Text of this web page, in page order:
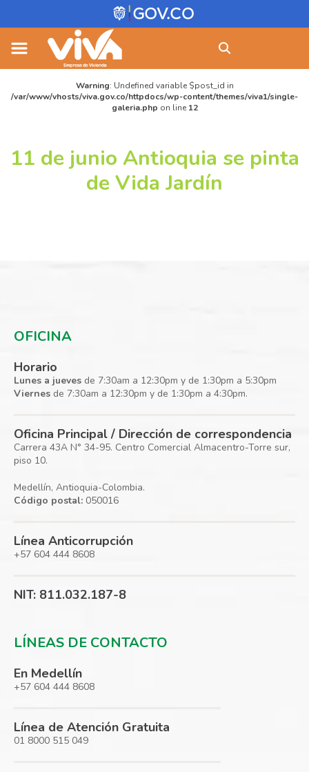
content
Warning: Undefined variable $post_id in
/var/www/vhosts/viva.gov.co/httpdocs/wp-content/themes/viva1/single-
galeria.php on line 12
11 de junio Antioquia se pinta
de Vida Jardín
OFICINA
Horario
Lunes a jueves de 7:30am a 12:30pm y de 1:30pm a 5:30pm
Viernes de 7:30am a 12:30pm y de 1:30pm a 4:30pm.
Oficina Principal / Dirección de correspondencia
Carrera 43A N° 34-95. Centro Comercial Almacentro-Torre sur,
piso 10.
Medellín, Antioquia-Colombia.
Código postal: 050016
Línea Anticorrupción
+57 604 444 8608
NIT: 811.032.187-8
LÍNEAS DE CONTACTO
En Medellín
+57 604 444 8608
Línea de Atención Gratuita
01 8000 515 049